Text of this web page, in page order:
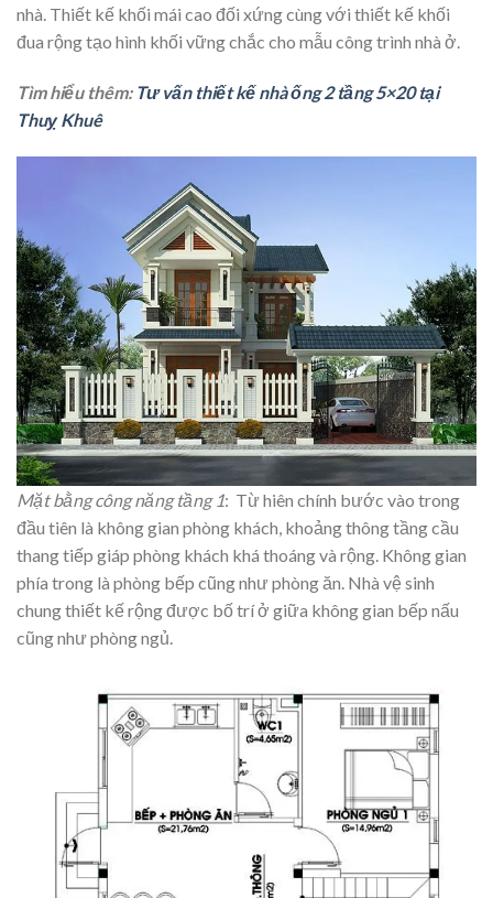
nhà. Thiết kế khối mái cao đối xứng cùng với thiết kế khối
đua rộng tạo hình khối vững chắc cho mẫu công trình nhà ở.
Tìm hiểu thêm: Tư vấn thiết kế nhà ống 2 tầng 5×20 tại
Thuỵ Khuê
Mặt bằng công năng tầng 1: Từ hiên chính bước vào trong
đầu tiên là không gian phòng khách, khoảng thông tầng cầu
thang tiếp giáp phòng khách khá thoáng và rộng. Không gian
phía trong là phòng bếp cũng như phòng ăn. Nhà vệ sinh
chung thiết kế rộng được bố trí ở giữa không gian bếp nấu
cũng như phòng ngủ.